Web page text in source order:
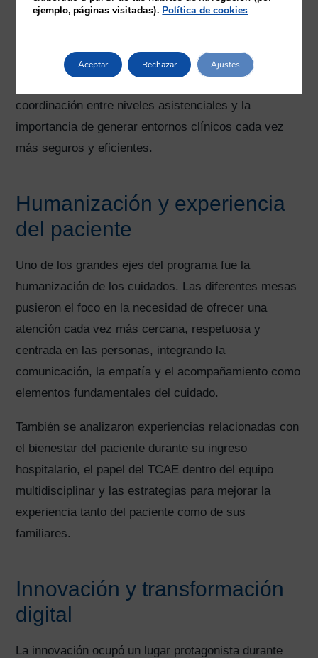
nuevos retos asistenciales.
aspectos relacionados con la seguridad del paciente,
coordinación entre niveles asistenciales y la
importancia de generar entornos clínicos cada vez
más seguros y eficientes.
Humanización y experiencia
del paciente
Uno de los grandes ejes del programa fue la
humanización de los cuidados. Las diferentes mesas
pusieron el foco en la necesidad de ofrecer una
atención cada vez más cercana, respetuosa y
centrada en las personas, integrando la
comunicación, la empatía y el acompañamiento como
elementos fundamentales del cuidado.
También se analizaron experiencias relacionadas con
el bienestar del paciente durante su ingreso
hospitalario, el papel del TCAE dentro del equipo
multidisciplinar y las estrategias para mejorar la
experiencia tanto del paciente como de sus
familiares.
Innovación y transformación
digital
La innovación ocupó un lugar protagonista durante
ejemplo, páginas visitadas). Política de cookies
Aceptar Rechazar Ajustes